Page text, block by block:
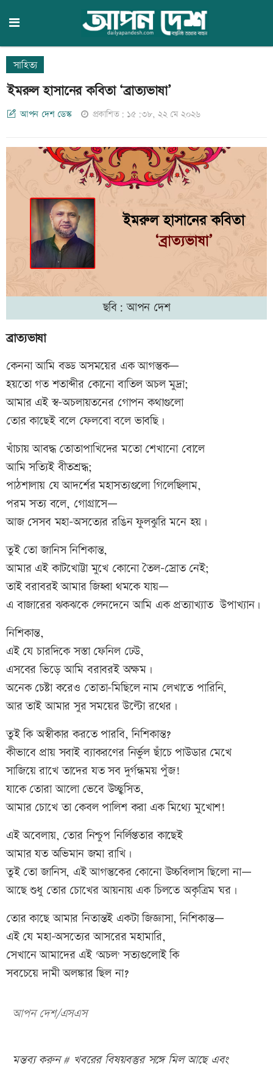
সাহিত্য
ইমরুল হাসানের কবিতা ‘ব্রাত্যভাষা’
আপন দেশ ডেস্ক প্রকাশিত: ১৫:৩৮, ২২ মে ২০২৬
ছবি: আপন দেশ
ব্রাত্যভাষা
কেননা আমি বড্ড অসময়ের এক আগন্তুক—
হয়তো গত শতাব্দীর কোনো বাতিল অচল মুদ্রা;
আমার এই স্ব-অচলায়তনের গোপন কথাগুলো
তোর কাছেই বলে ফেলবো বলে ভাবছি।
খাঁচায় আবদ্ধ তোতাপাখিদের মতো শেখানো বোলে
আমি সত্যিই বীতশ্রদ্ধ;
পাঠশালায় যে আদর্শের মহাসত্যগুলো গিলেছিলাম,
পরম সত্য বলে, গোগ্রাসে—
আজ সেসব মহা-অসত্যের রঙিন ফুলঝুরি মনে হয়।
তুই তো জানিস নিশিকান্ত,
আমার এই কাটখোট্টা মুখে কোনো তৈল-স্রোত নেই;
তাই বরাবরই আমার জিহ্বা থমকে যায়—
এ বাজারের ঝকঝকে লেনদেনে আমি এক প্রত্যাখ্যাত উপাখ্যান।
নিশিকান্ত,
এই যে চারদিকে সস্তা ফেনিল ঢেউ,
এসবের ভিড়ে আমি বরাবরই অক্ষম।
অনেক চেষ্টা করেও তোতা-মিছিলে নাম লেখাতে পারিনি,
আর তাই আমার সুর সময়ের উল্টো রথের।
তুই কি অস্বীকার করতে পারবি, নিশিকান্ত?
কীভাবে প্রায় সবাই ব্যাকরণের নির্ভুল ছাঁচে পাউডার মেখে
সাজিয়ে রাখে তাদের যত সব দুর্গন্ধময় পুঁজ!
যাকে তোরা আলো ভেবে উচ্ছ্বসিত,
আমার চোখে তা কেবল পালিশ করা এক মিথ্যে মুখোশ!
এই অবেলায়, তোর নিশ্চুপ নির্লিপ্ততার কাছেই
আমার যত অভিমান জমা রাখি।
তুই তো জানিস, এই আগন্তুকের কোনো উচ্চবিলাস ছিলো না—
আছে শুধু তোর চোখের আয়নায় এক চিলতে অকৃত্রিম ঘর।
তোর কাছে আমার নিতান্তই একটা জিজ্ঞাসা, নিশিকান্ত—
এই যে মহা-অসত্যের আসরের মহামারি,
সেখানে আমাদের এই 'অচল' সত্যগুলোই কি
সবচেয়ে দামী অলঙ্কার ছিল না?
আপন দেশ/এসএস
মন্তব্য করুন # খবরের বিষয়বস্তুর সঙ্গে মিল আছে এবং